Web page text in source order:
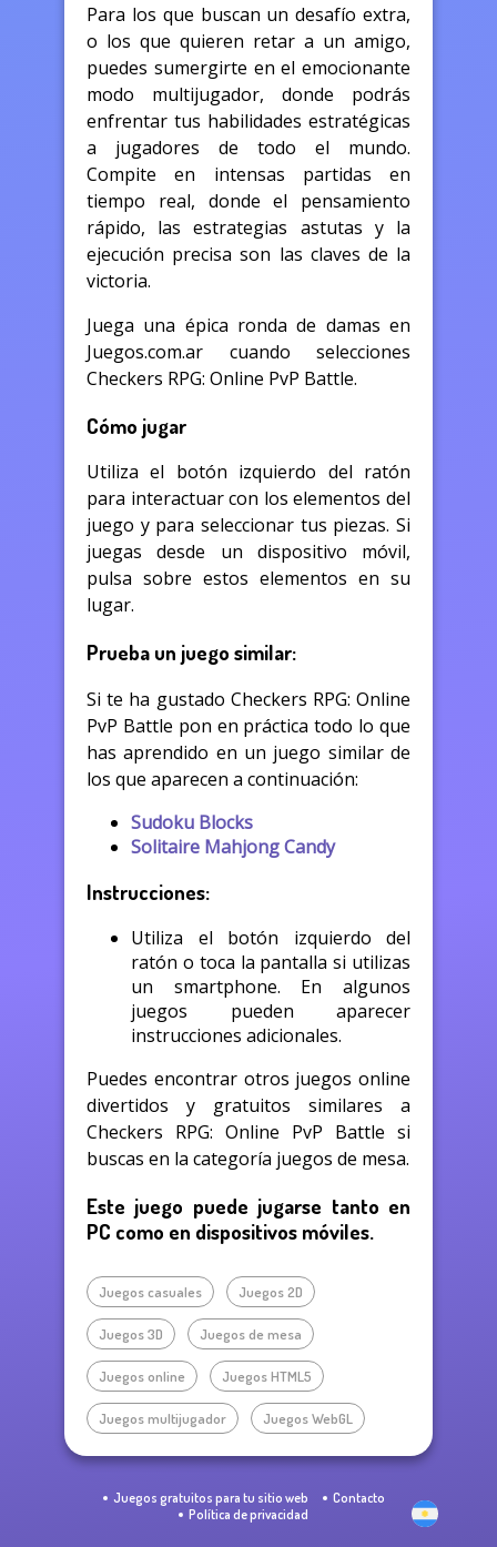
Para los que buscan un desafío extra,
o los que quieren retar a un amigo,
puedes sumergirte en el emocionante
modo multijugador, donde podrás
enfrentar tus habilidades estratégicas
a jugadores de todo el mundo.
Compite en intensas partidas en
tiempo real, donde el pensamiento
rápido, las estrategias astutas y la
ejecución precisa son las claves de la
victoria.
Juega una épica ronda de damas en
Juegos.com.ar cuando selecciones
Checkers RPG: Online PvP Battle.
Cómo jugar
Utiliza el botón izquierdo del ratón
para interactuar con los elementos del
juego y para seleccionar tus piezas. Si
juegas desde un dispositivo móvil,
pulsa sobre estos elementos en su
lugar.
Prueba un juego similar:
Si te ha gustado Checkers RPG: Online
PvP Battle pon en práctica todo lo que
has aprendido en un juego similar de
los que aparecen a continuación:
Sudoku Blocks
Solitaire Mahjong Candy
Instrucciones:
Utiliza el botón izquierdo del
ratón o toca la pantalla si utilizas
un smartphone. En algunos
juegos pueden aparecer
instrucciones adicionales.
Puedes encontrar otros juegos online
divertidos y gratuitos similares a
Checkers RPG: Online PvP Battle si
buscas en la categoría juegos de mesa.
Este juego puede jugarse tanto en
PC como en dispositivos móviles.
Juegos casuales Juegos 2D
Juegos 3D Juegos de mesa
Juegos online Juegos HTML5
Juegos multijugador Juegos WebGL
Juegos gratuitos para tu sitio web
Contacto
Política de privacidad